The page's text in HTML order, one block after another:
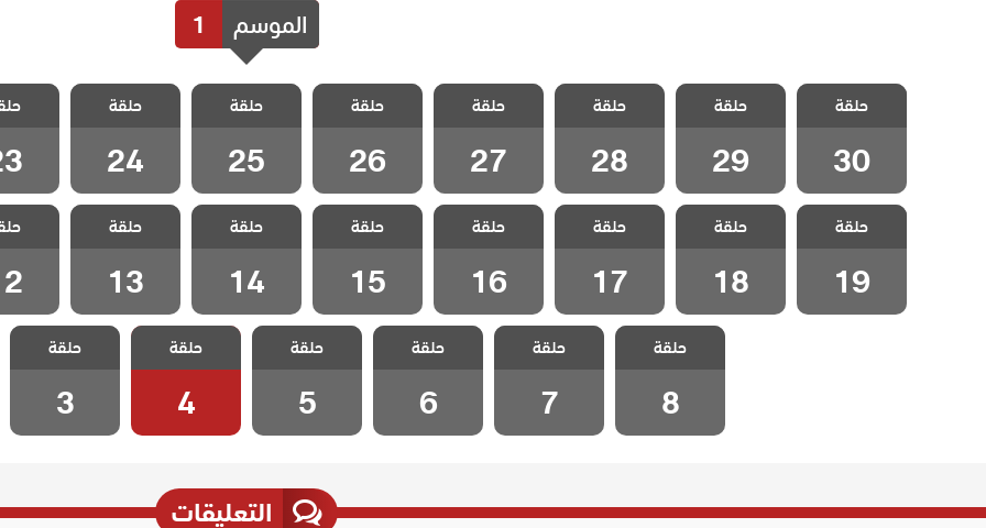
الموسم 1
متزوجات غاضبات
الحلقة 30
والاخيرة
حلقة
30
مسلسل
متزوجات غاضبات
الحلقة 29
حلقة
29
مسلسل
متزوجات غاضبات
الحلقة 28
حلقة
28
مسلسل
متزوجات غاضبات
الحلقة 27
حلقة
27
مسلسل
متزوجات غاضبات
الحلقة 26
حلقة
26
مسلسل
متزوجات غاضبات
الحلقة 25
حلقة
25
مسلسل
متزوجات غاضبات
الحلقة 24
حلقة
24
مسلسل
متزوجات غاضبات
الحلقة 19
حلقة
19
مسلسل
متزوجات غاضبات
الحلقة 18
حلقة
18
مسلسل
متزوجات غاضبات
الحلقة 17
حلقة
17
مسلسل
متزوجات غاضبات
الحلقة 16
حلقة
16
مسلسل
متزوجات غاضبات
الحلقة 15
حلقة
15
مسلسل
متزوجات غاضبات
الحلقة 14
حلقة
14
مسلسل
متزوجات غاضبات
الحلقة 13
حلقة
13
مسلسل
متزوجات غاضبات
الحلقة 8
حلقة
8
مسلسل
متزوجات غاضبات
الحلقة 7
حلقة
7
مسلسل
متزوجات غاضبات
الحلقة 6
حلقة
6
مسلسل
متزوجات غاضبات
الحلقة 5
حلقة
5
مسلسل
متزوجات غاضبات
الحلقة 4
حلقة
4
مسلسل
متزوجات غاضبات
الحلقة 3
حلقة
3
التعليقات